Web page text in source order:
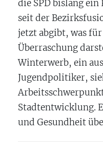
die SPD bislang
seit der
jetzt abgibt, was
Überraschung
Winterwerb, ein
Jugendpolitiker,
Stadtentwicklung.
und Gesundheit